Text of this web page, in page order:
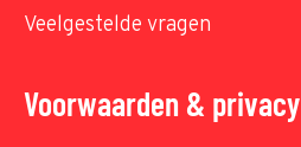
Veelgestelde vragen
Voorwaarden & privacy